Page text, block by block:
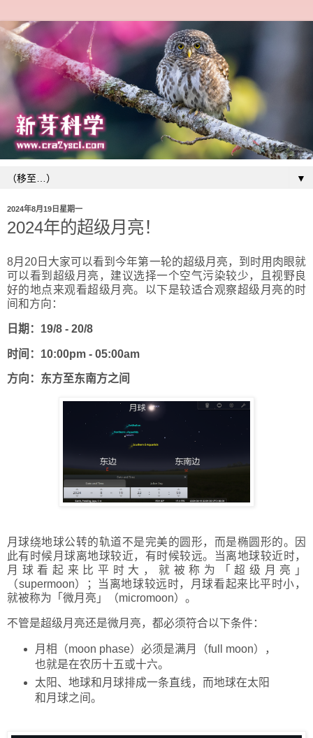
▼
2024年8月19日星期一
2024年的超级月亮！
8月20日大家可以看到今年第一轮的超级月亮，到时用肉眼就
可以看到超级月亮，建议选择一个空气污染较少，且视野良
好的地点来观看超级月亮。以下是较适合观察超级月亮的时
间和方向：
日期：19/8 - 20/8
时间：10:00pm - 05:00am
方向：东方至东南方之间
月球绕地球公转的轨道不是完美的圆形，而是椭圆形的。因
此有时候月球离地球较近，有时候较远。当离地球较近时，
月球看起来比平时大，就被称为「超级月亮」
（supermoon）；当离地球较远时，月球看起来比平时小，
就被称为「微月亮」（micromoon）。
不管是超级月亮还是微月亮，都必须符合以下条件：
月相（moon phase）必须是满月（full moon），
也就是在农历十五或十六。
太阳、地球和月球排成一条直线，而地球在太阳
和月球之间。